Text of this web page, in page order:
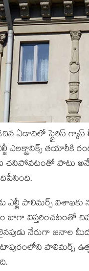
ఏడాదిలో స్టైరిస్ గ్యాస్
ఎలక్ట్రానిక్స్
చనిపోవటంతో పాటు
ఎల్జీ పాలిమర్స్
బాగా విస్తరించటంతో
నేరుగా జనాల
పాలిమర్స్